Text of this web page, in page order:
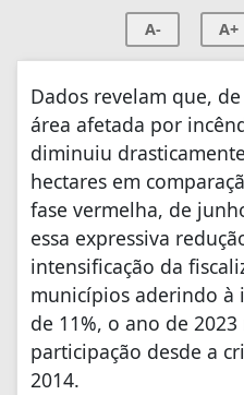
A- A+
Dados revelam que,
área afetada por
diminuiu
hectares em
fase vermelha, de
essa expressiva
intensificação da
municípios aderindo à
de 11%, o ano de
participação desde a
2014.